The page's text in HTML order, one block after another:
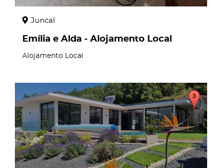
Juncal
Emília e Alda - Alojamento Local
Alojamento Local